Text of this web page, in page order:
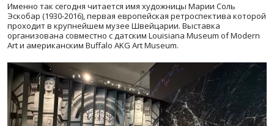
Именно так сегодня читается имя художницы Марии Соль
Эскобар (1930-2016), первая европейская ретроспектива которой
проходит в крупнейшем музее Швейцарии. Выставка
организована совместно с датским Louisiana Museum of Modern
Art и американским Buffalo AKG Art Museum.